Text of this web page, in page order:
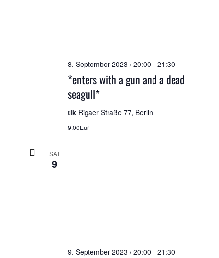
*enters with a gun and a dead
seagull*
8. September 2023 / 20:00 - 21:30
tik Rigaer Straße 77, Berlin
9.00Eur
SAT
9
9. September 2023 / 20:00 - 21:30